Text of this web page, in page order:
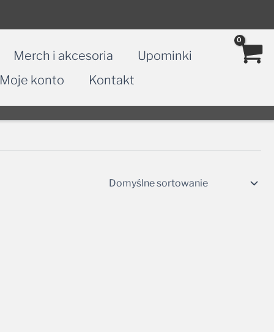
Merch i akcesoria
Upominki
Moje konto Kontakt